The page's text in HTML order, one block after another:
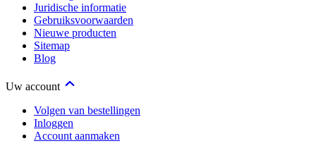
Juridische informatie
Gebruiksvoorwaarden
Nieuwe producten
Sitemap
Blog
Uw account
Volgen van bestellingen
Inloggen
Account aanmaken